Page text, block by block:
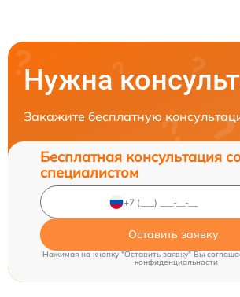
Нужна
Закажите бесплатную
Бесплатная консультация
специалистом
Оставить заявку
Нажимая на кнопку "Оставить заявку" Вы
конфиденциальности